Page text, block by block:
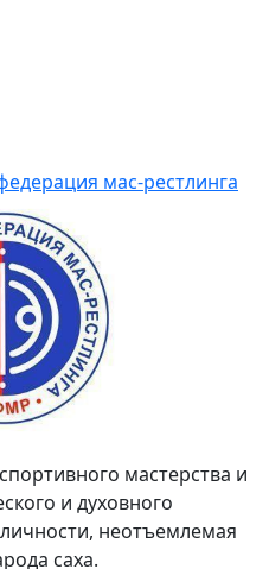
мас-рестлинга
мастерства и
и духовного
неотъемлемая
саха.